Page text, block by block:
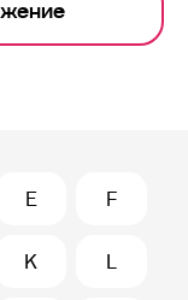
E F
K L